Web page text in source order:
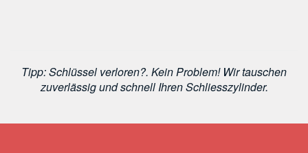
Tipp: Schlüssel verloren?. Kein Problem! Wir tauschen
zuverlässig und schnell Ihren Schliesszylinder.